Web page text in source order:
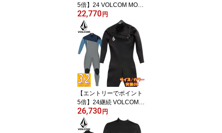
5倍】24 VOLCOM MOD
ULATOR 2/2 FULLSUIT/
ボルコム モジュレーター
2x2 ウェットスーツ サー
フィン 海外モデル
22,770円
【エントリーでポイント
5倍】24継続 VOLCOM
MODULATOR 3/2 CHES
T ZIP FULLSUIT/ボルコ
ム モジュレーター チェ
26,730円